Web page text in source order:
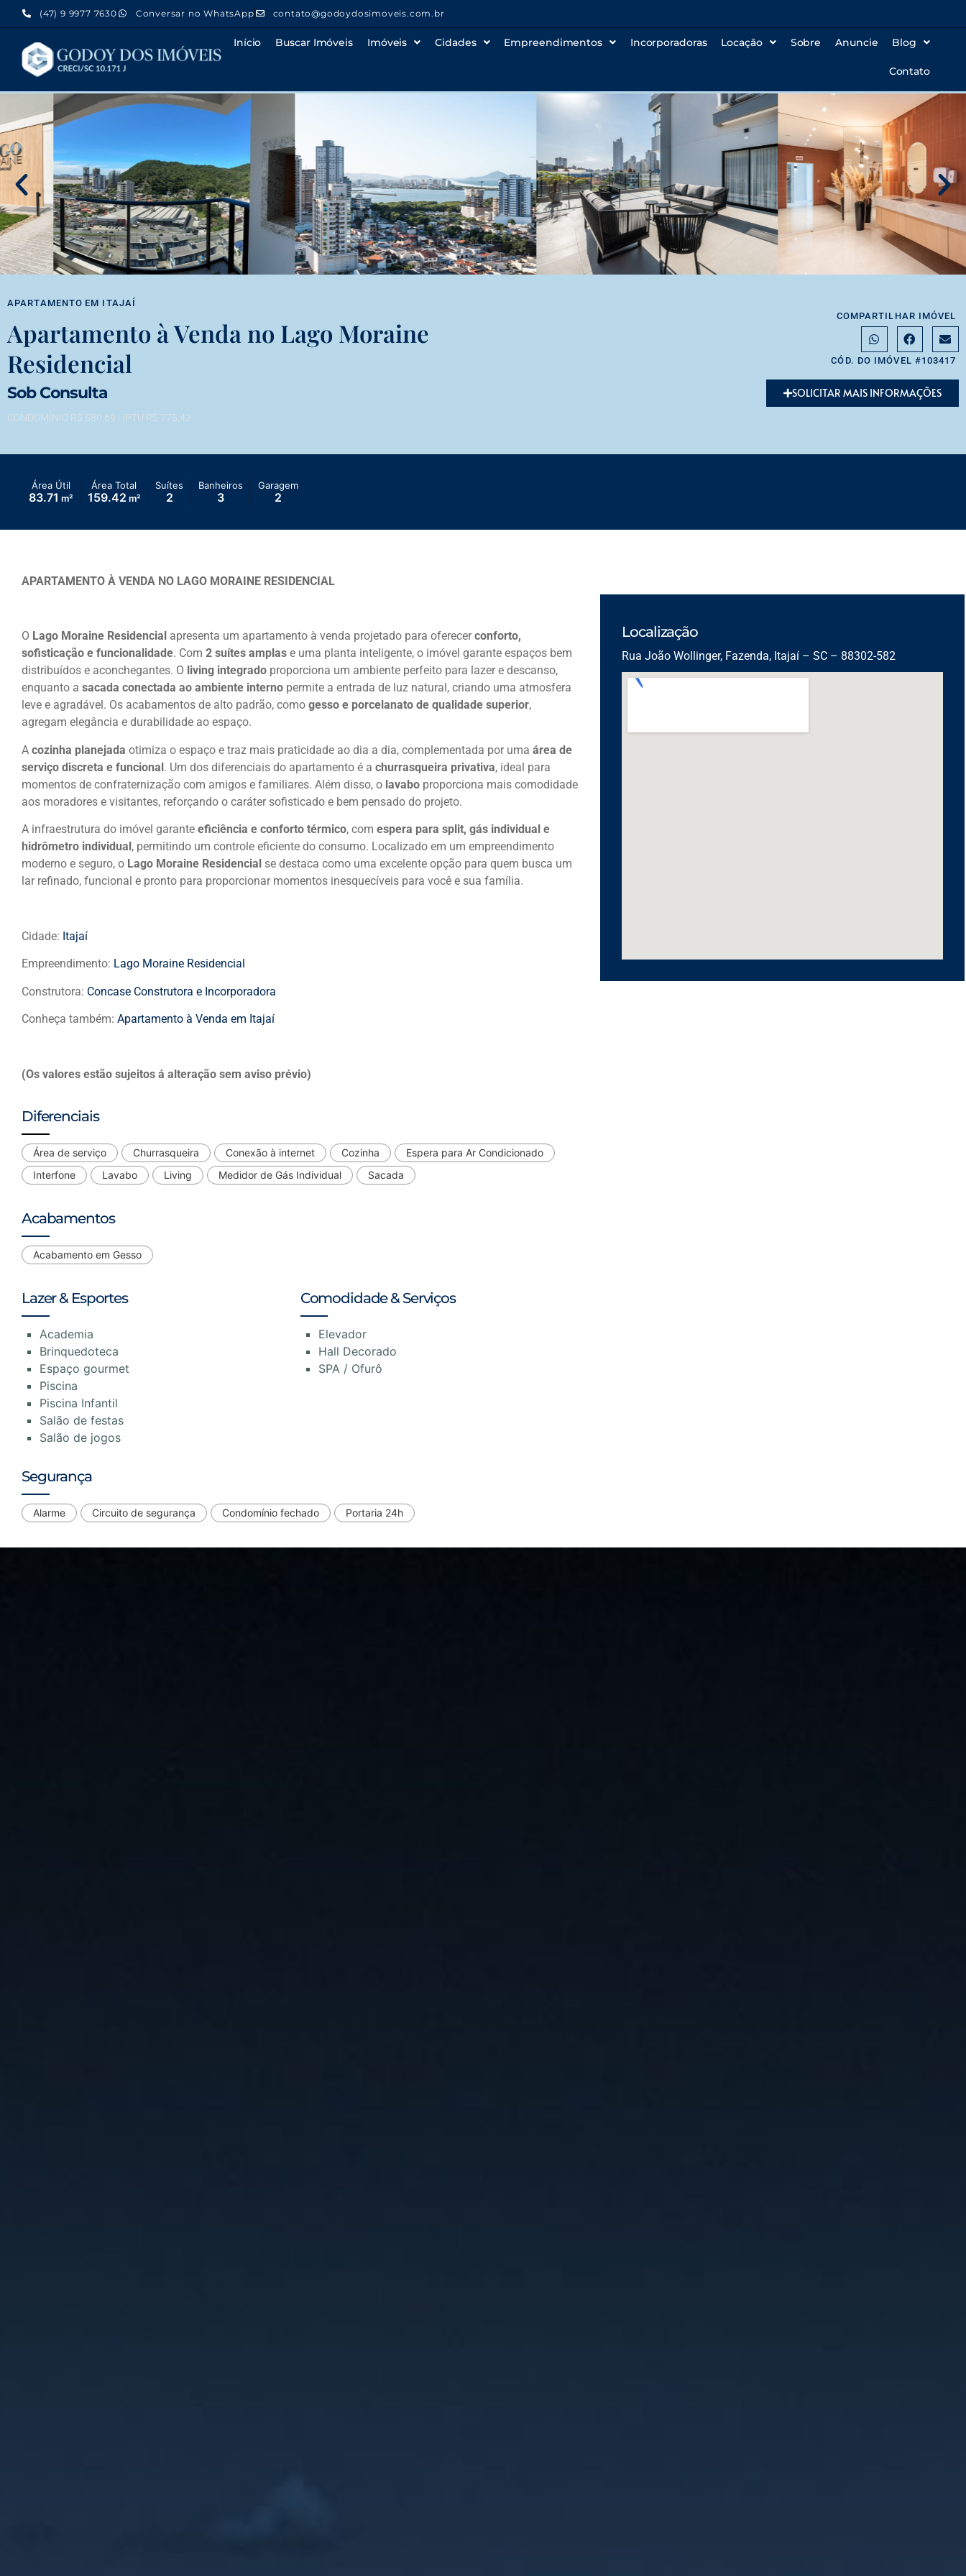
(47) 9 9977 7630 Conversar no WhatsApp contato@godoydosimoveis.com.br
Início Buscar Imóveis Imóveis Cidades Empreendimentos Incorporadoras Locação Sobre Anuncie Blog
Contato
APARTAMENTO EM ITAJAÍ
Apartamento à Venda no Lago Moraine
Residencial
Sob Consulta
CONDOMÍNIO R$ 580,69 | IPTU R$ 775,42
COMPARTILHAR IMÓVEL
CÓD. DO IMÓVEL #103417
SOLICITAR MAIS INFORMAÇÕES
Área Útil
83.71 m²
Área Total
159.42 m²
Suítes
2
Banheiros
3
Garagem
2
APARTAMENTO À VENDA NO LAGO MORAINE RESIDENCIAL
O Lago Moraine Residencial apresenta um apartamento à venda projetado para oferecerconforto,
sofisticação e funcionalidade. Com 2 suítes amplas e uma planta inteligente, o imóvel garante espaços bem
distribuídos e aconchegantes. O living integrado proporciona um ambiente perfeito para lazer e descanso,
enquanto a sacada conectada ao ambiente interno permite a entrada de luz natural, criando uma atmosfera
leve e agradável. Os acabamentos de alto padrão, como gesso e porcelanato de qualidade superior,
agregam elegância e durabilidade ao espaço.
A cozinha planejada otimiza o espaço e traz mais praticidade ao dia a dia, complementada por uma área de
serviço discreta e funcional. Um dos diferenciais do apartamento é a churrasqueira privativa, ideal para
momentos de confraternização com amigos e familiares. Além disso, o lavabo proporciona mais comodidade
aos moradores e visitantes, reforçando o caráter sofisticado e bem pensado do projeto.
A infraestrutura do imóvel garante eficiência e conforto térmico, com espera para split, gás individual e
hidrômetro individual, permitindo um controle eficiente do consumo. Localizado em um empreendimento
moderno e seguro, o Lago Moraine Residencial se destaca como uma excelente opção para quem busca um
lar refinado, funcional e pronto para proporcionar momentos inesquecíveis para você e sua família.
Cidade: Itajaí
Empreendimento: Lago Moraine Residencial
Construtora: Concase Construtora e Incorporadora
Conheça também: Apartamento à Venda em Itajaí
(Os valores estão sujeitos á alteração sem aviso prévio)
Diferenciais
Área de serviço Churrasqueira Conexão à internet Cozinha
Espera para Ar Condicionado
Interfone
Lavabo Living Medidor de Gás Individual Sacada
Acabamentos
Acabamento em Gesso
Lazer & Esportes
Academia
Brinquedoteca
Espaço gourmet
Piscina
Piscina Infantil
Salão de festas
Salão de jogos
Comodidade & Serviços
Elevador
Hall Decorado
SPA / Ofurô
Segurança
Alarme Circuito de segurança Condomínio fechado Portaria 24h
Localização
Rua João Wollinger, Fazenda, Itajaí – SC – 88302-582